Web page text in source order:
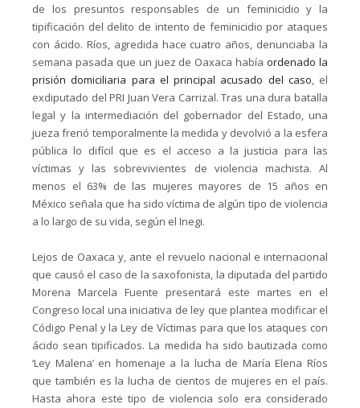
de los presuntos responsables de un feminicidio y la
tipificación del delito de intento de feminicidio por ataques
con ácido. Ríos, agredida hace cuatro años, denunciaba la
semana pasada que un juez de Oaxaca habíaordenado la
prisión domiciliaria para el principal acusado del caso, el
exdiputado del PRI Juan Vera Carrizal. Tras una dura batalla
legal y la intermediación del gobernador del Estado, una
jueza frenó temporalmente la medida y devolvió a la esfera
pública lo difícil que es el acceso a la justicia para las
víctimas y las sobrevivientes de violencia machista. Al
menos el 63% de las mujeres mayores de 15 años en
México señala que ha sido víctima de algún tipo de violencia
a lo largo de su vida, según el Inegi.
Lejos de Oaxaca y, ante el revuelo nacional e internacional
que causó el caso de la saxofonista, la diputada del partido
Morena Marcela Fuente presentará este martes en el
Congreso local una iniciativa de ley que plantea modificar el
Código Penal y la Ley de Víctimas para que los ataques con
ácido sean tipificados. La medida ha sido bautizada como
‘Ley Malena’ en homenaje a la lucha de María Elena Ríos
que también es la lucha de cientos de mujeres en el país.
Hasta ahora este tipo de violencia solo era considerado